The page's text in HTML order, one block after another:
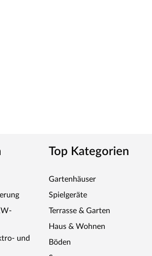
und
Top Kategorien
Gartenhäuser
Spielgeräte
Terrasse & Garten
Haus & Wohnen
Böden